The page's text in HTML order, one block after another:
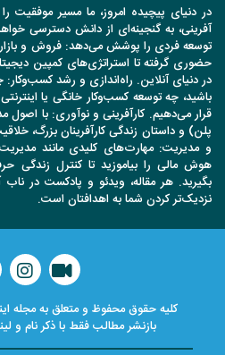
در دنیای پیچیده امروز، ما مسیر موفقیت
آفرینی، به گنجینه‌ای از دانش دسترسی
توسعه فردی را پوشش می‌دهد: فروش و
حضوری گرفته تا استراتژی‌های کمپین
در دنیای آنلاین. راه‌اندازی و رشد کسب‌وکار:
باشید، چه توسعه کسب‌وکار خانگی یا
قرار می‌دهیم. کارآفرینی و نوآوری: با
پلن) و داستان زندگی کارآفرینان بزرگ،
و مدیریت: مهارت‌های کلیدی مانند
هوش مالی را بیاموزید تا کنترل
بگیرید. هر مقاله، ویدئو و پادکست در
نزدیک‌تر کردن شما به اهدافتان است.
کلیه حقوق محفوظ و متعلق به مجله
بازنشر مطالب فقط با ذکر نام و